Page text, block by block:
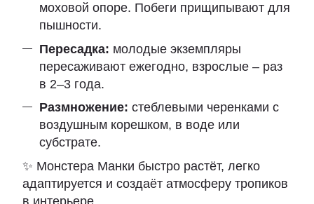
моховой опоре. Побеги прищипывают для
пышности.
Пересадка: молодые экземпляры
пересаживают ежегодно, взрослые – раз
в 2–3 года.
Размножение: стеблевыми черенками с
воздушным корешком, в воде или
субстрате.
✨ Монстера Манки быстро растёт, легко
адаптируется и создаёт атмосферу тропиков
в интерьере.